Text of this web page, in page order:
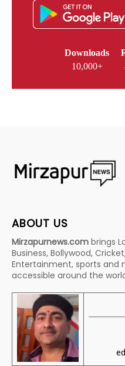
Downloads
10,000+
ABOUT US
Mirzapurnews.com brings
Business, Bollywood,
Entertainment, sports and
accessible around the